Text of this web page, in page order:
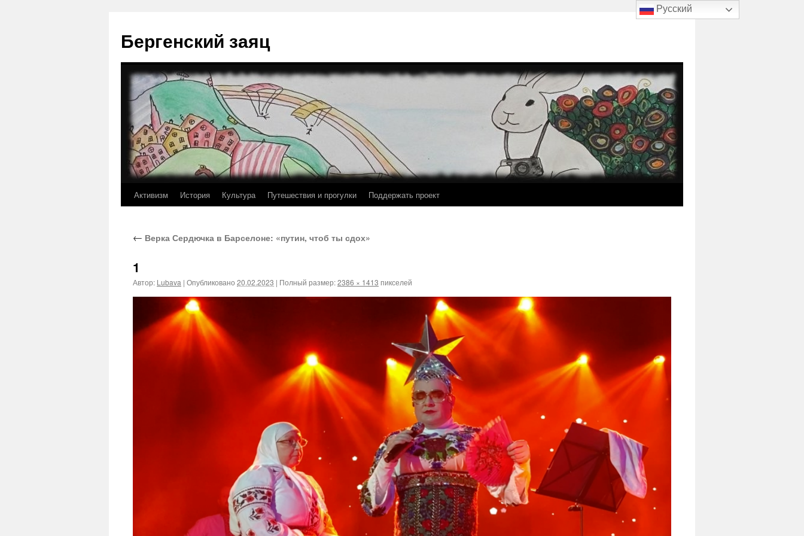
содержимому
Бергенский заяц
Активизм История Культура Путешествия и прогулки Поддержать проект
← Верка Сердючка в Барселоне: «путин, чтоб ты сдох»
1
Автор: Lubava | Опубликовано 20.02.2023 | Полный размер:2386 × 1413 пикселей
Русский